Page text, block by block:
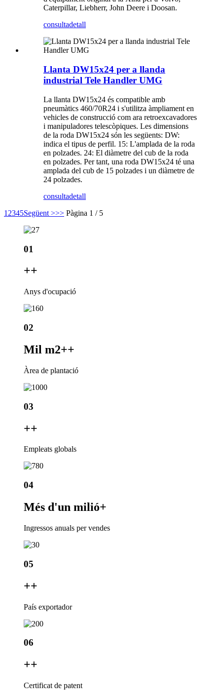
Caterpillar, Liebherr, John Deere i Doosan.
consultadetall
Llanta DW15x24 per a llanda
industrial Tele Handler UMG
La llanta DW15x24 és compatible amb
pneumàtics 460/70R24 i s'utilitza àmpliament en
vehicles de construcció com ara retroexcavadores
i manipuladores telescòpiques. Les dimensions
de la roda DW15x24 són les següents: DW:
indica el tipus de perfil. 15: L'amplada de la roda
en polzades. 24: El diàmetre del cub de la roda
en polzades. Per tant, una roda DW15x24 té una
amplada del cub de 15 polzades i un diàmetre de
24 polzades.
consultadetall
1 2345Següent >>> Pàgina 1 / 5
01
++
Anys d'ocupació
02
Mil m2++
Àrea de plantació
03
++
Empleats globals
04
Més d'un milió+
Ingressos anuals per vendes
05
++
País exportador
06
++
Certificat de patent